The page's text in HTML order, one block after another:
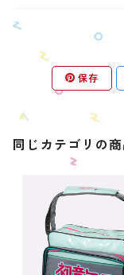
保存
同じカテゴリの